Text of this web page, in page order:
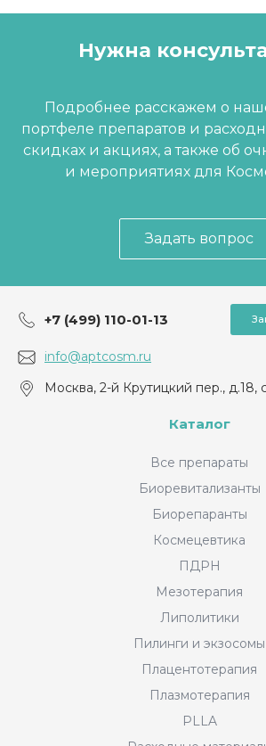
Нужна
Подробнее расскажем о
портфеле препаратов и
скидках и акциях, а также об
и мероприятиях для
Задать вопрос
+7 (499) 110-01-13
info@aptcosm.ru
Москва, 2-й Крутицкий пер., д.18,
Каталог
Все препараты
Биоревитализанты
Биорепаранты
Космецевтика
ПДРН
Мезотерапия
Липолитики
Пилинги и экзосомы
Плацентотерапия
Плазмотерапия
PLLA